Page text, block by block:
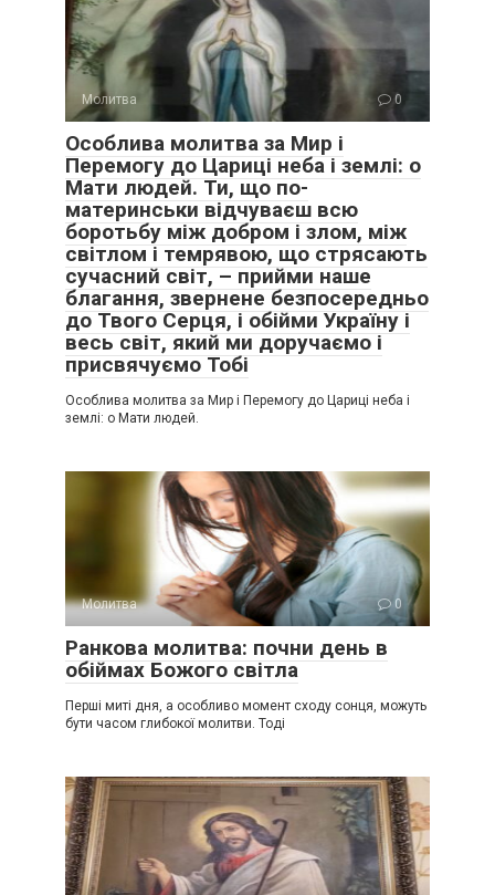
Молитва 0
Особлива молитва за Мир і
Перемогу до Цариці неба і землі: о
Мати людей. Ти, що по-
материнськи відчуваєш всю
боротьбу між добром і злом, між
світлом і темрявою, що стрясають
сучасний світ, – прийми наше
благання, звернене безпосередньо
до Твого Серця, і обійми Україну і
весь світ, який ми доручаємо і
присвячуємо Тобі
Особлива молитва за Мир і Перемогу до Цариці неба і
землі: о Мати людей.
Молитва 0
Ранкова молитва: почни день в
обіймах Божого світла
Перші миті дня, а особливо момент сходу сонця, можуть
бути часом глибокої молитви. Тоді